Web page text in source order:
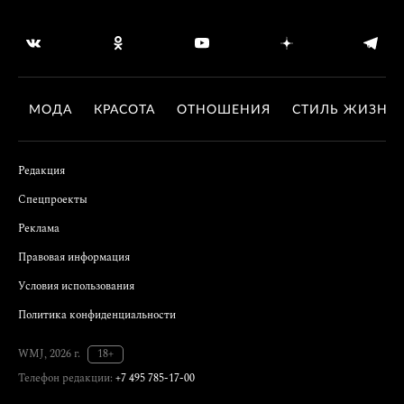
МОДА КРАСОТА ОТНОШЕНИЯ СТИЛЬ ЖИЗНИ
Редакция
Спецпроекты
Реклама
Правовая информация
Условия использования
Политика конфиденциальности
WMJ, 2026 г.
18+
Телефон редакции: +7 495 785-17-00